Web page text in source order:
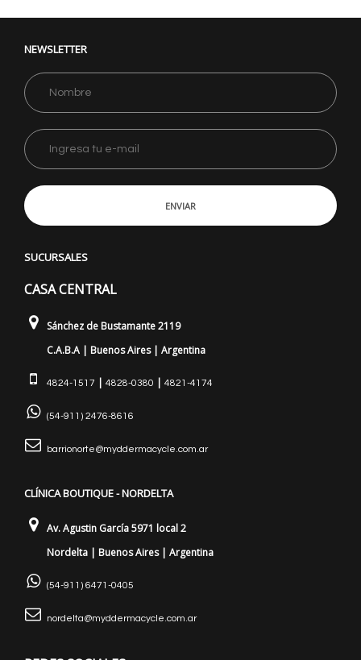
NEWSLETTER
ENVIAR
SUCURSALES
CASA CENTRAL
Sánchez de Bustamante 2119
C.A.B.A | Buenos Aires | Argentina
4824-1517 | 4828-0380 | 4821-4174
(54-911) 2476-8616
barrionorte@myddermacycle.com.ar
CLÍNICA BOUTIQUE - NORDELTA
Av. Agustin García 5971 local 2
Nordelta | Buenos Aires | Argentina
(54-911) 6471-0405
nordelta@myddermacycle.com.ar